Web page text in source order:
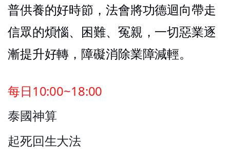
普供養的好時節，法會將功德迴向帶走
信眾的煩惱、困難、冤親，一切惡業逐
漸提升好轉，障礙消除業障減輕。
每日10:00~18:00
泰國神算
起死回生大法